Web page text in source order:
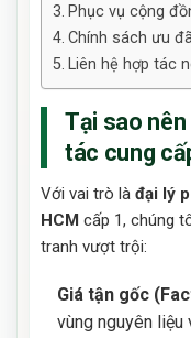
Phục vụ cộng
Chính sách ưu
Liên hệ hợp tác
Tại sao
tác cung
Với vai trò là đại lý
HCM cấp 1, chúng
tranh vượt trội:
Giá tận gốc
vùng nguyên liệu